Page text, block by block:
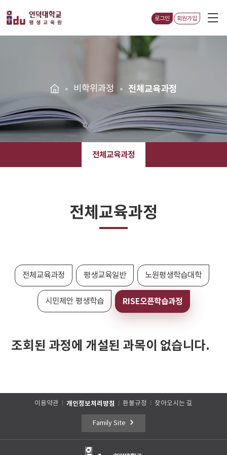
로그인 회원가입
비학위과정 전체교육과정
전체교육과정
전체교육과정
전체교육과정 평생교육일반 노원평생학습대학
시민제안 평생학습 RISE오픈학습과정
조회된 과정에 개설된 과목이 없습니다.
이용약관 개인정보처리방침 환불규정 찾아오시는 길
Family Site